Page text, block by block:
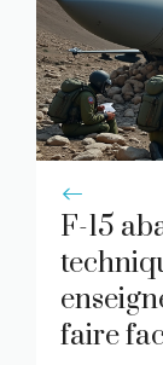
F-15
faire